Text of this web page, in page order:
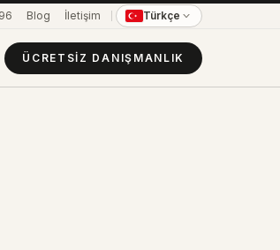
Blog İletişim Türkçe
ÜCRETSIZ DANIŞMANLIK